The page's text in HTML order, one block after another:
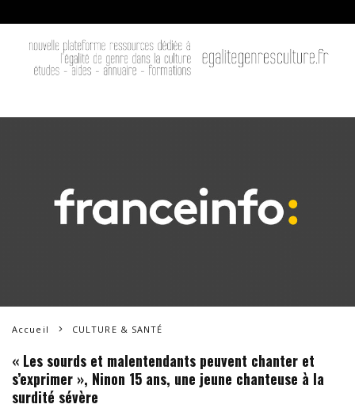
Accueil CULTURE & SANTÉ
« Les sourds et malentendants peuvent chanter et
s’exprimer », Ninon 15 ans, une jeune chanteuse à la
surdité sévère